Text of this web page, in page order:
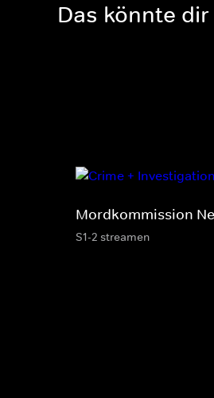
Das könnte
Mordkommission
S1-2 streamen